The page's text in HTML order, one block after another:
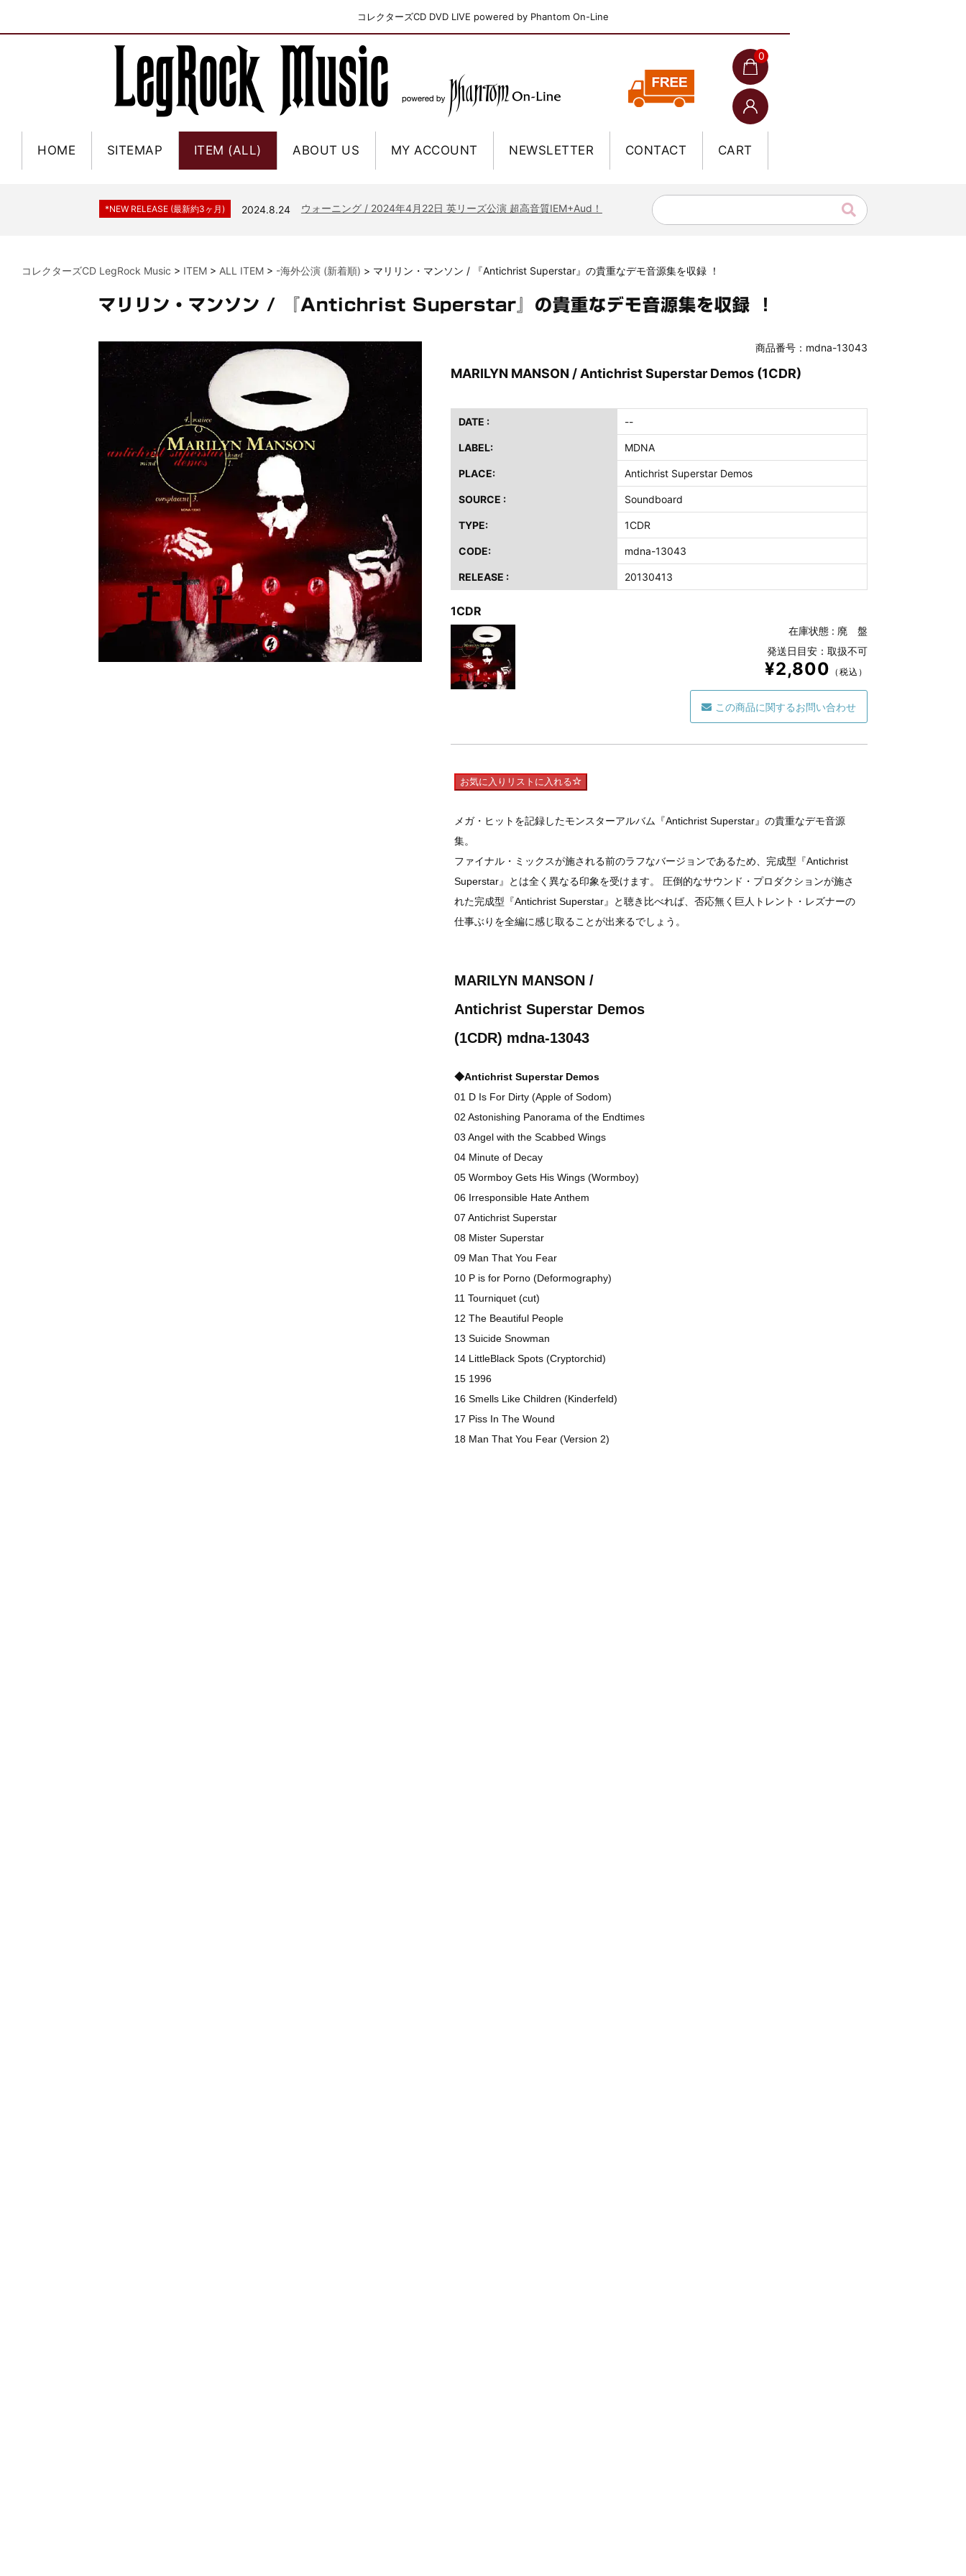
コレクターズCD DVD LIVE powered by Phantom On-Line
0
HOME SITEMAP ITEM (ALL) ABOUT US MY ACCOUNT NEWSLETTER CONTACT CART
*NEW RELEASE (最新約3ヶ月) 2024.6.9 ジャーニー / 1979年5月8+9日 コロラド州 2公演 SBD 完全収録！
*NEW RELEASE (最新約3ヶ月) 2024.8.24 ウォーニング / 2024年4月22日 英リーズ公演 超高音質IEM+Aud！
スコーピオンズ / 2024年6月15日 リスボン公演 FHD 完全収録！
*NEW RELEASE (最新約3ヶ月) 2024.6.20 マネスキン / 2024年6月9日 ドイツ ROCK AM RING 公演 FHD 完全収録！
2024.6.9
*NEW RELEASE (最新約3ヶ月) 2024.6.9 ユーライア・ヒープ / 2023年8月3日 ドイツ W.O.A. 公演 FHD 完全収録！
*NEW RELEASE (最新約3ヶ月) ジャーニー / 1979年5月8+9日 コロラド州 2公演 SBD 完全収録！
*NEW RELEASE (最新約3ヶ月) 2024.11.9 NGHFB / 2024年7月28日 フジロック’24公演 超高音質AI-SBD！
*NEW RELEASE (最新約3ヶ月) ウォーニング / 2024年4月22日 英リーズ公演 超高音質IEM+Aud！
*NEW RELEASE (最新約3ヶ月) 2024.6.24 ビリー・ジョエル / 2024年3月24日 100Aniv. 米M.S.G公演 完全収録！
*NEW RELEASE (最新約3ヶ月)
2024.6.24
リアム・ギャラガー / 2024年6月3日 カーディフ公演 IEM/AUD 完全収録！
*NEW RELEASE (最新約3ヶ月) 2024.6.24 スコーピオンズ / 2024年6月15日 リスボン公演 FHD 完全収録！
*NEW RELEASE (最新約3ヶ月) 2024.6.20 マネスキン / 2024年6月9日 ドイツ ROCK AM RING 公演 FHD 完全収録！
*NEW RELEASE (最新約3ヶ月) 2024.6.9 リアム・ギャラガー / 2024年6月1日 英国シェフィールド公演 完全収録！
*NEW RELEASE (最新約3ヶ月) 2024.6.9 メガデス / 2023年8月4日 ドイツ W.O.A. 公演 FHD 完全収録！
*NEW RELEASE (最新約3ヶ月) 2024.6.9 ユーライア・ヒープ / 2023年8月3日 ドイツ W.O.A. 公演 FHD 完全収録！
*NEW RELEASE (最新約3ヶ月) 2024.6.9 ジャーニー / 1979年5月8+9日 コロラド州 2公演 SBD 完全収録！
コレクターズCD LegRock Music > ITEM > ALL ITEM > -海外公演 (新着順) > マリリン・マンソン / 『Antichrist Superstar』の貴重なデモ音源集を収録 ！
マリリン・マンソン / 『Antichrist Superstar』の貴重なデモ音源集を収録 ！
商品番号：mdna-13043
MARILYN MANSON / Antichrist Superstar Demos (1CDR)
DATE : --
LABEL: MDNA
PLACE: Antichrist Superstar Demos
SOURCE : Soundboard
TYPE: 1CDR
CODE: mdna-13043
RELEASE : 20130413
1CDR
在庫状態 : 廃 盤
発送日目安：取扱不可
¥2,800 （税込）
この商品に関するお問い合わせ
お気に入りリストに入れる
メガ・ヒットを記録したモンスターアルバム『Antichrist Superstar』の貴重なデモ音源
集。
ファイナル・ミックスが施される前のラフなバージョンであるため、完成型『Antichrist
Superstar』とは全く異なる印象を受けます。 圧倒的なサウンド・プロダクションが施さ
れた完成型『Antichrist Superstar』と聴き比べれば、否応無く巨人トレント・レズナーの
仕事ぶりを全編に感じ取ることが出来るでしょう。
MARILYN MANSON /
Antichrist Superstar Demos
(1CDR) mdna-13043
◆Antichrist Superstar Demos
01 D Is For Dirty (Apple of Sodom)
02 Astonishing Panorama of the Endtimes
03 Angel with the Scabbed Wings
04 Minute of Decay
05 Wormboy Gets His Wings (Wormboy)
06 Irresponsible Hate Anthem
07 Antichrist Superstar
08 Mister Superstar
09 Man That You Fear
10 P is for Porno (Deformography)
11 Tourniquet (cut)
12 The Beautiful People
13 Suicide Snowman
14 LittleBlack Spots (Cryptorchid)
15 1996
16 Smells Like Children (Kinderfeld)
17 Piss In The Wound
18 Man That You Fear (Version 2)